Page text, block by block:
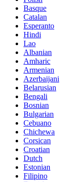
Basque
Catalan
Esperanto
Hindi
Lao
Albanian
Amharic
Armenian
Azerbaijani
Belarusian
Bengali
Bosnian
Bulgarian
Cebuano
Chichewa
Corsican
Croatian
Dutch
Estonian
Filipino